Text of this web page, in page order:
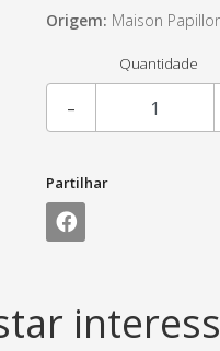
Origem: Maison
Quantidade
-
Partilhar